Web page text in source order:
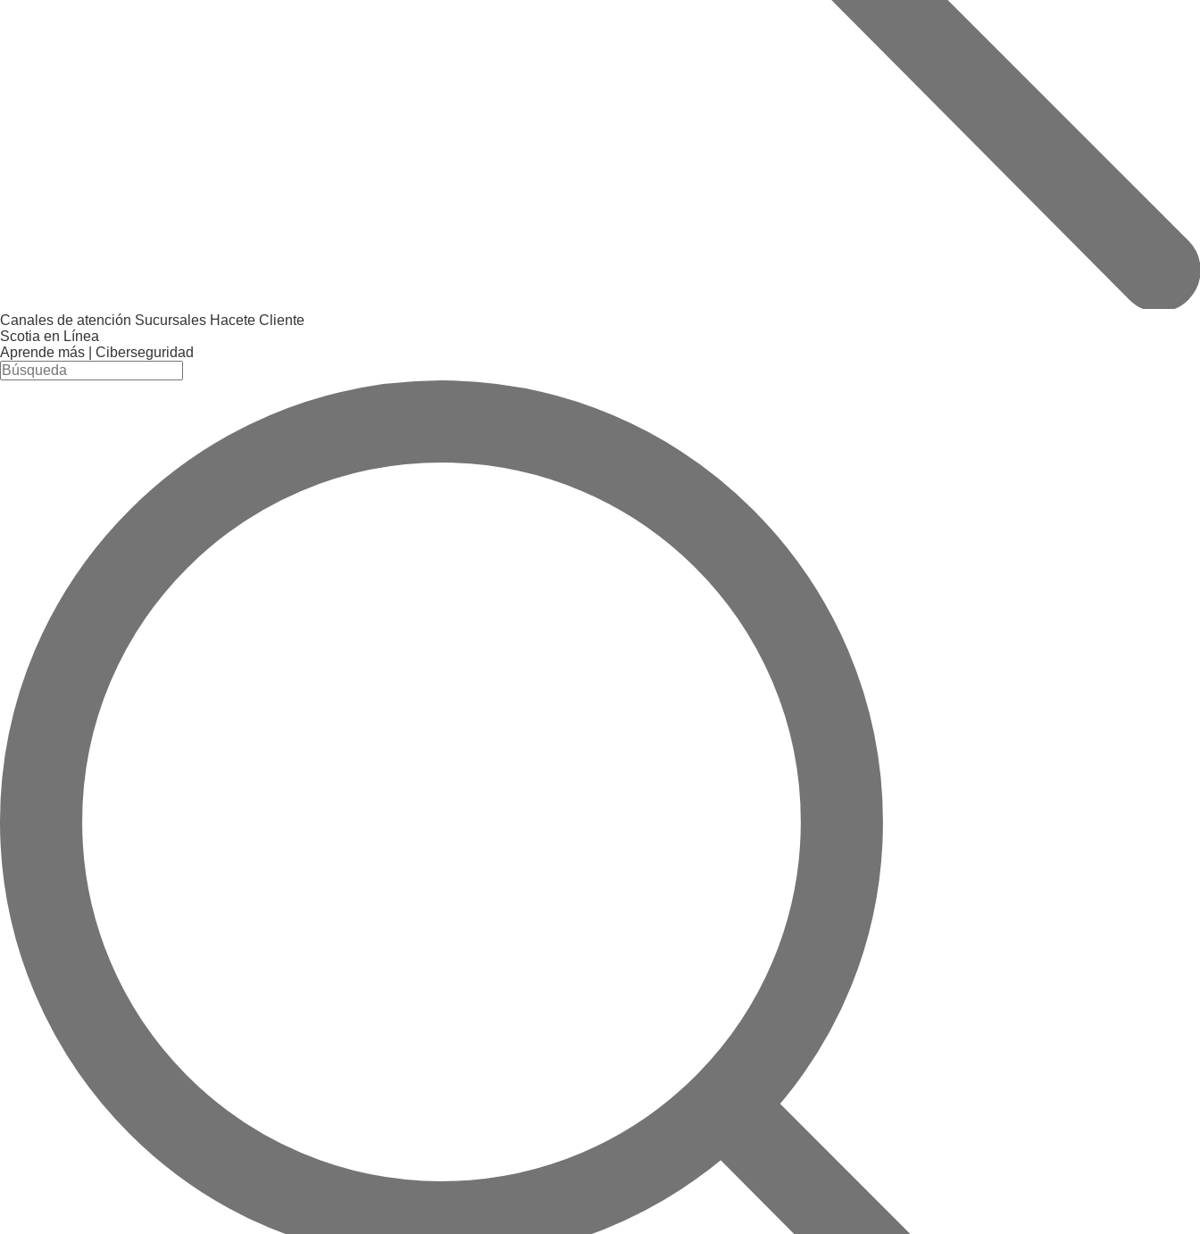
Canales de atención Sucursales Hacete Cliente
Scotia en Línea
Aprende más |
Ciberseguridad